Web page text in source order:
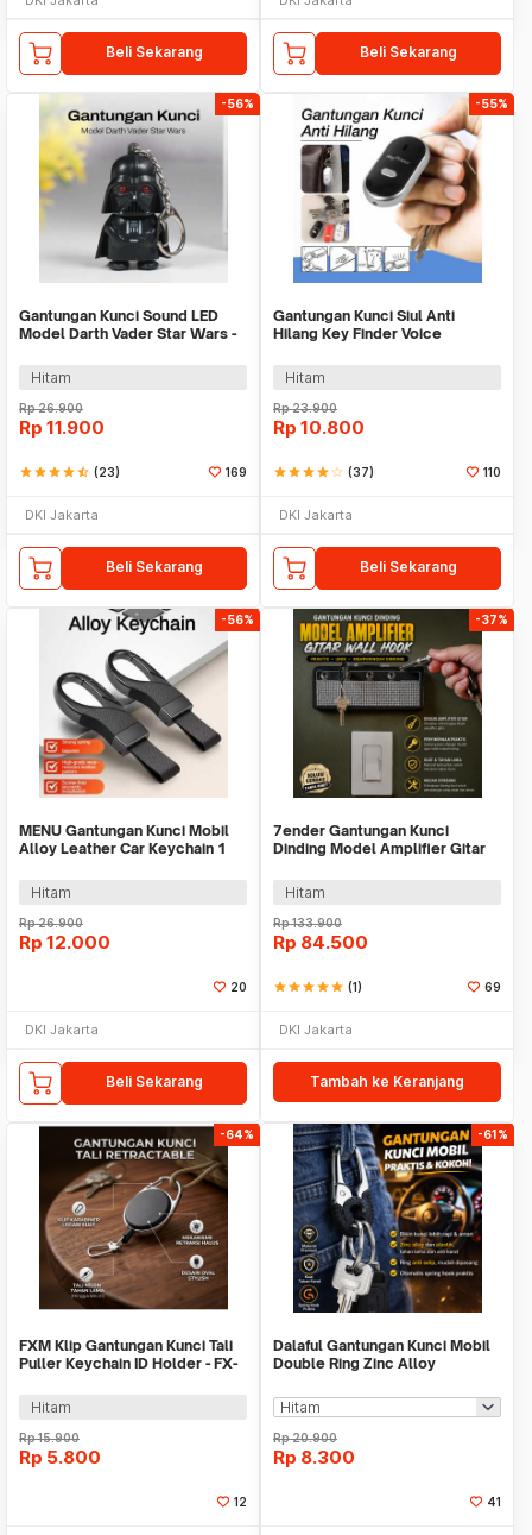
Beli Sekarang Beli Sekarang
-56%
Gantungan Kunci Sound LED
Model Darth Vader Star Wars -
Hitam
Rp26.900
Rp 11.900
starstarstarstarstar_half (23) 169
DKI Jakarta
Beli Sekarang
-55%
Gantungan Kunci Siul Anti
Hilang Key Finder Voice
Hitam
Rp23.900
Rp 10.800
starstarstarstarstar_border (37) 110
DKI Jakarta
Beli Sekarang
-56%
MENU Gantungan Kunci Mobil
Alloy Leather Car Keychain 1
Hitam
Rp26.900
Rp 12.000
20
DKI Jakarta
Beli Sekarang
-37%
7ender Gantungan Kunci
Dinding Model Amplifier Gitar
Hitam
Rp133.900
Rp 84.500
starstarstarstarstar (1) 69
DKI Jakarta
Tambah ke Keranjang
-64%
FXM Klip Gantungan Kunci Tali
Puller Keychain ID Holder - FX-
Hitam
Rp15.900
Rp 5.800
12
-61%
Dalaful Gantungan Kunci Mobil
Double Ring Zinc Alloy
Rp20.900
Rp 8.300
41